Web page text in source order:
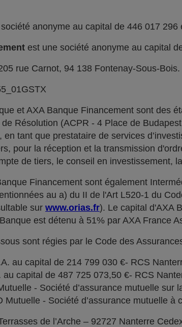
anonyme au capital de 446 017
est une société anonyme au capital
rue Carnot, 94 138 Fontenay-Sous-Bois.
et AXA Banque Financement sont des
Résolution (ACPR - 4 Place de
tant que prestataire de services
pour la réception et la transmission
de tiers, le conseil en investissement,
Financement sont également
au a) du II de l'Art L520-1 du
sur www.orias.fr). Le capital d'AXA
est détenu à 51% par AXA France
sont régies par le Code des
au capital de 214 799 030 €- RCS
capital de 487 725 073,50 €- RCS
- Société d’assurance mutuelle
Mutuelle - Société d’assurance mutuelle
de l’Arche – 92727 Nanterre